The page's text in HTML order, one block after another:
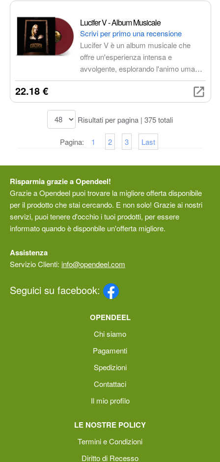
d'aria costante, facilità di manutenzione
e un'esperienza di respirazione fluida e
naturale.
Lucifer V - Album Musicale
Scrivi per primo una recensione
Lucifer V è un album musicale che
offre un'esperienza intensa e
avvolgente, esplorando l'animo umano
attraverso sonorità oscure e testi
evocativi. Un viaggio sonoro tra gothic
metal e darkwave, ideale per chi cerca
un'esperienza musicale unica e
profonda.
22.18 €
Risultati per pagina | 375 totali
Pagina: 1 2 3 Last
Risparmia grazie a Opendeel!
Grazie a Opendeel puoi trovare la migliore offerta disponibile
per il prodotto che stai cercando. E non solo! Grazie ai nostri
servizi, puoi tenere d'occhio i tuoi prodotti, per essere
informato quando è disponbile un'offerta migliore.
Assistenza
Servizio Clienti: info@opendeel.com
Seguici su facebook:
OPENDEEL
Chi siamo
Pagamenti
Spedizioni
Contattaci
Il mio profilo
LE NOSTRE POLICY
Termini e Condizioni
Diritto di Recesso